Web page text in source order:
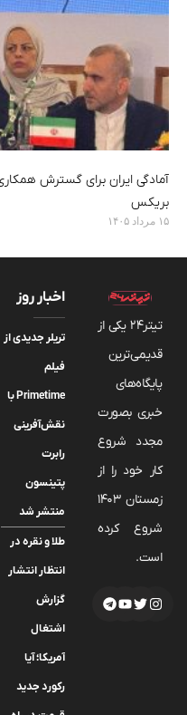
آمادگی ایران برای گسترش
بریکس
۱۵ مرداد ۱۴۰۵
تیتر24 یکی از
قدیمی‌ترین
پایگاه‌های
خبری بصورت
مجدد شروع
کار خود را از
زمستان 1403
شروع کرده
است.
اخبار روز
تریلر جدیدی از
فیلم
Primetime با
نقش‌آفرینی
رابرت
پتینسون
منتشر شد
طلا و نقره در
انتظار انتشار
گزارش
اشتغال
آمریکا؛ آیا
رکورد جدید